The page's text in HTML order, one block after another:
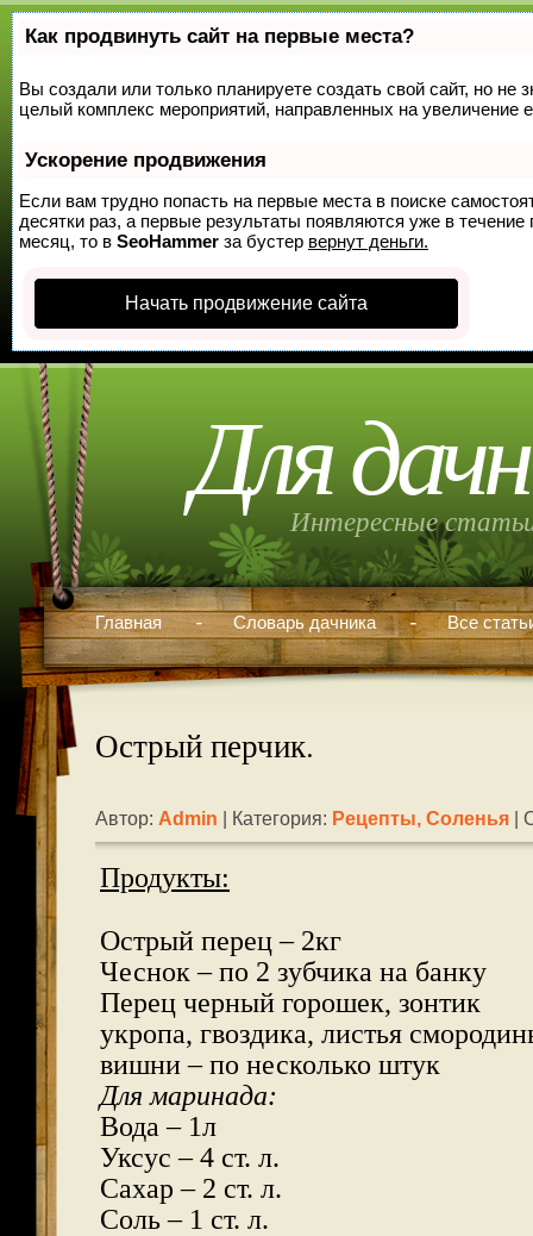
Как продвинуть сайт на первые места?
Вы создали или только планируете создать свой сайт, но не
целый комплекс мероприятий, направленных на увеличение
Ускорение продвижения
Если вам трудно попасть на первые места в поиске
десятки раз, а первые результаты появляются уже в
месяц, то в SeoHammer за бустер вернут деньги.
Начать продвижение сайта
Для
Интересные
Главная Словарь дачника Все
Острый перчик.
Автор: Admin | Категория: Рецепты, Соленья |
Продукты:
Острый перец – 2кг
Чеснок – по 2 зубчика на банку
Перец черный горошек, зонтик
укропа, гвоздика, листья
вишни – по несколько штук
Для маринада:
Вода – 1л
Уксус – 4 ст. л.
Сахар – 2 ст. л.
Соль – 1 ст. л.